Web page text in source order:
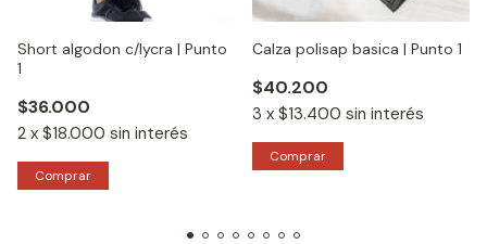
Short algodon c/lycra | Punto
1
$36.000
2 x $18.000 sin interés
Comprar
Calza polisap basica | Punto 1
$40.200
3 x $13.400 sin interés
Comprar